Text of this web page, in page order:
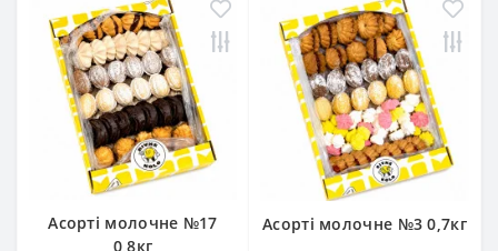
Асорті молочне №17
0,8кг
Асорті молочне №3 0,7кг